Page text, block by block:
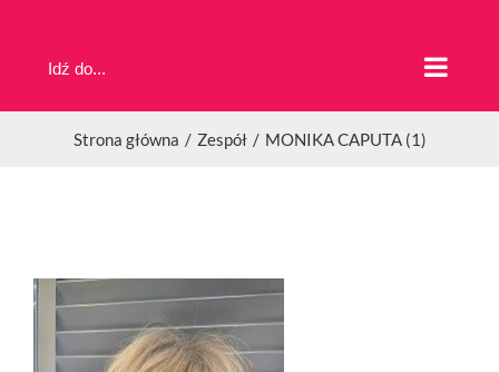
zawartości
Idź do...
Strona główna Zespół MONIKA CAPUTA (1)